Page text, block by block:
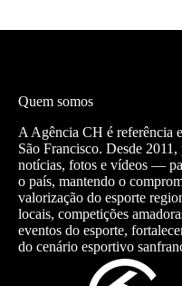
Quem somos
A Agência CH é referência
São Francisco. Desde
notícias, fotos e vídeos —
o país, mantendo o
valorização do esporte
locais, competições
eventos do esporte,
do cenário esportivo